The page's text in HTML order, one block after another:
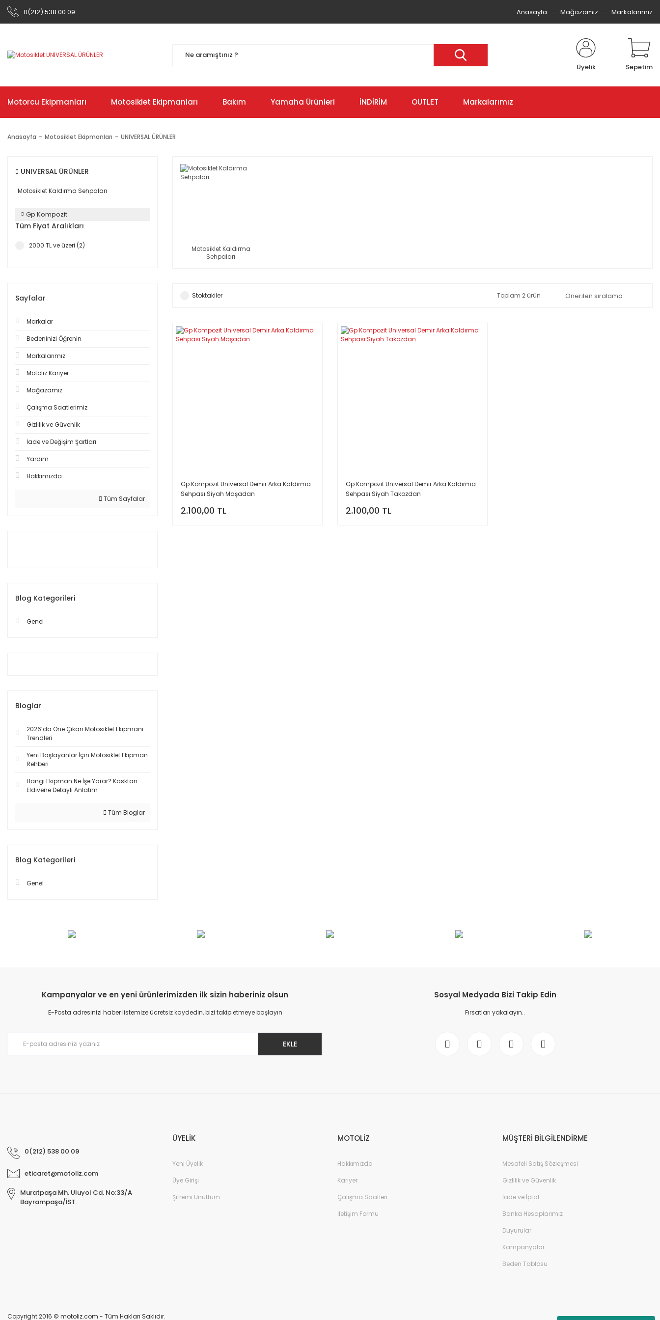
0(212) 538 00 09 Anasayfa Mağazamız Markalarımız
Üyelik Sepetim
Motorcu Ekipmanları Motosiklet Ekipmanları Bakım Yamaha Ürünleri İNDİRİM OUTLET Markalarımız
Anasayfa Motosiklet Ekipmanları UNIVERSAL ÜRÜNLER
UNIVERSAL ÜRÜNLER
Motosiklet Kaldırma Sehpaları
Gp Kompozit
Tüm Fiyat Aralıkları
2000 TL ve üzeri (2)
Sayfalar
Markalar
Bedeninizi Öğrenin
Markalarımız
Motoliz Kariyer
Mağazamız
Çalışma Saatlerimiz
Gizlilik ve Güvenlik
İade ve Değişim Şartları
Yardım
Hakkımızda
Tüm Sayfalar
Blog Kategorileri
Genel
Bloglar
2026’da Öne Çıkan Motosiklet Ekipmanı
Trendleri
Yeni Başlayanlar İçin Motosiklet Ekipman
Rehberi
Hangi Ekipman Ne İşe Yarar? Kasktan
Eldivene Detaylı Anlatım
Tüm Bloglar
Blog Kategorileri
Genel
Motosiklet Kaldırma
Sehpaları
Stoktakiler Toplam 2 ürün
Gp Kompozit Unıversal Demir Arka Kaldırma
Sehpası Siyah Maşadan
2.100,00 TL
Gp Kompozit Unıversal Demir Arka Kaldırma
Sehpası Siyah Takozdan
2.100,00 TL
Kampanyalar ve en yeni ürünlerimizden ilk sizin haberiniz olsun
E-Posta adresinizi haber listemize ücretsiz kaydedin, bizi takip etmeye başlayın
EKLE
Sosyal Medyada Bizi Takip Edin
Fırsatları yakalayın..
0(212) 538 00 09
eticaret@motoliz.com
Muratpaşa Mh. Uluyol Cd. No:33/A
Bayrampaşa/İST.
ÜYELİK
Yeni Üyelik
Üye Girişi
Şifremi Unuttum
MOTOLİZ
Hakkımızda
Kariyer
Çalışma Saatleri
İletişim Formu
MÜŞTERİ BİLGİLENDİRME
Mesafeli Satış Sözleşmesi
Gizlilik ve Güvenlik
İade ve İptal
Banka Hesaplarımız
Duyurular
Kampanyalar
Beden Tablosu
Copyright 2016 © motoliz.com - Tüm Hakları Saklıdır.